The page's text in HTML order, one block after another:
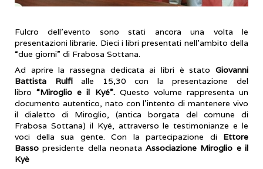
Fulcro dell’evento sono stati ancora una volta le
presentazioni librarie. Dieci i libri presentati nell’ambito della
“due giorni” di Frabosa Sottana.
Ad aprire la rassegna dedicata ai libri è stato Giovanni
Battista Rulfialle 15,30 con la presentazione del
libro“Miroglio e il Kyé”. Questo volume rappresenta un
documento autentico, nato con l’intento di mantenere vivo
il dialetto di Miroglio, (antica borgata del comune di
Frabosa Sottana) il Kyé, attraverso le testimonianze e le
voci della sua gente. Con la partecipazione di Ettore
Bassopresidente della neonata Associazione Miroglio e il
Kyè